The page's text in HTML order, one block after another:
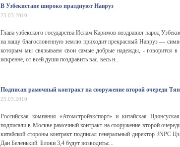
В Узбекистане широко празднуют Навруз
25.03.2010
Глава узбекского государства Ислам Каримов поздравил народ
на нашу благословенную землю приходит прекрасный Навруз —
которым мы связываем свои самые добрые надежды, - говорится в
искренне, от всей души поздравить вас, весь н...
Подписан рамочный контракт на сооружение второй очереди
25.03.2010
Российская компания «Атомстройэкспорт» и китайская
подписали в Москве рамочный контракт на сооружение второй
китайской стороны контракт подписал генеральный директор JNPC
Дан Беленький. Блоки 3,4 будут возводитьс...